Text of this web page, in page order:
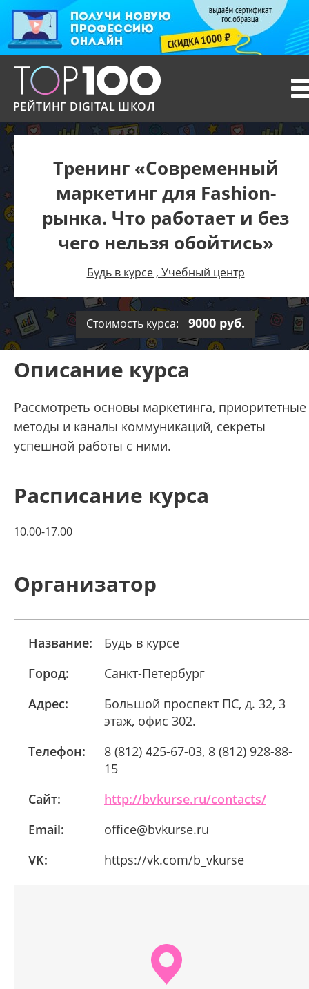
РЕЙТИНГ DIGITAL ШКОЛ
Тренинг «Современный
маркетинг для Fashion-
рынка. Что работает и без
чего нельзя обойтись»
Будь в курсе , Учебный центр
Стоимость курса: 9000 руб.
Описание курса
Рассмотреть основы маркетинга, приоритетные
методы и каналы коммуникаций, секреты
успешной работы с ними.
Расписание курса
10.00-17.00
Организатор
Название:
Будь в курсе
Город:
Санкт-Петербург
Адрес:
Большой проспект ПС, д. 32, 3
этаж, офис 302.
Телефон:
8 (812) 425-67-03, 8 (812) 928-88-
15
Сайт:
http://bvkurse.ru/contacts/
Email:
office@bvkurse.ru
VK:
https://vk.com/b_vkurse